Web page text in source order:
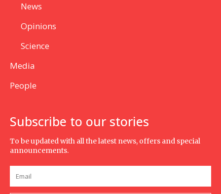
News
Opinions
Science
Media
People
Subscribe to our stories
To be updated with all the latest news, offers and special
announcements.